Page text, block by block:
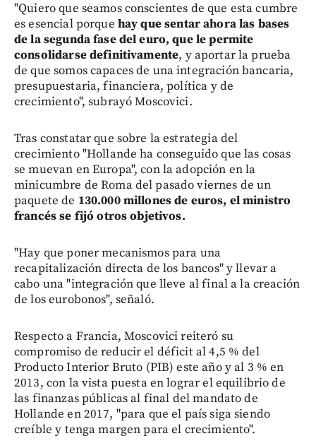
"Quiero que seamos conscientes de que esta cumbre
es esencial porque hay que sentar ahora las bases
de la segunda fase del euro, que le permite
consolidarse definitivamente, y aportar la prueba
de que somos capaces de una integración bancaria,
presupuestaria, financiera, política y de
crecimiento", subrayó Moscovici.
Tras constatar que sobre la estrategia del
crecimiento "Hollande ha conseguido que las cosas
se muevan en Europa", con la adopción en la
minicumbre de Roma del pasado viernes de un
paquete de 130.000 millones de euros, el ministro
francés se fijó otros objetivos.
"Hay que poner mecanismos para una
recapitalización directa de los bancos" y llevar a
cabo una "integración que lleve al final a la creación
de los eurobonos", señaló.
Respecto a Francia, Moscovici reiteró su
compromiso de reducir el déficit al 4,5 % del
Producto Interior Bruto (PIB) este año y al 3 % en
2013, con la vista puesta en lograr el equilibrio de
las finanzas públicas al final del mandato de
Hollande en 2017, "para que el país siga siendo
creíble y tenga margen para el crecimiento".